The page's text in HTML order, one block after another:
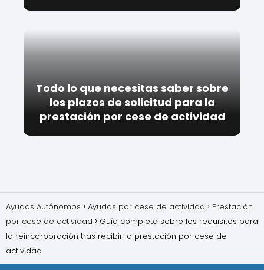
Todo lo que necesitas saber sobre
los plazos de solicitud para la
prestación por cese de actividad
Ayudas Autónomos Ayudas por cese de actividad
Prestación
por cese de actividad
Guía completa sobre los requisitos para
la reincorporación tras recibir la prestación por cese de
actividad